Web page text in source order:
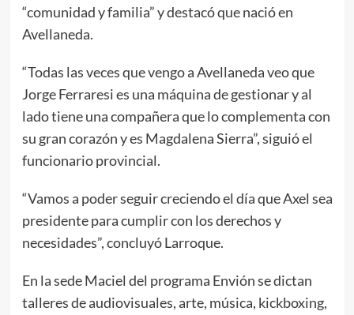
“comunidad y familia” y destacó que nació en
Avellaneda.
“Todas las veces que vengo a Avellaneda veo que
Jorge Ferraresi es una máquina de gestionar y al
lado tiene una compañera que lo complementa con
su gran corazón y es Magdalena Sierra”, siguió el
funcionario provincial.
“Vamos a poder seguir creciendo el día que Axel sea
presidente para cumplir con los derechos y
necesidades”, concluyó Larroque.
En la sede Maciel del programa Envión se dictan
talleres de audiovisuales, arte, música, kickboxing,